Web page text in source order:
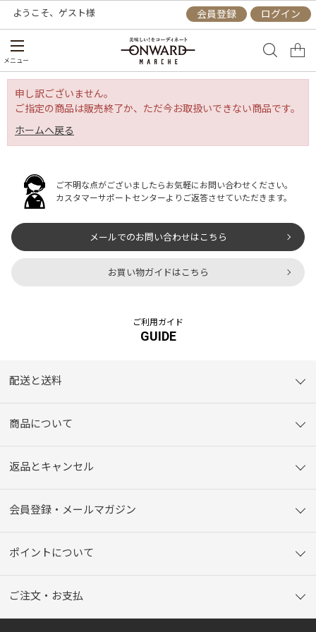
ようこそ、 ゲスト様 会員登録 ログイン
メニュー
申し訳ございません。
ご指定の商品は販売終了か、ただ今お取扱いできない商品です。
ホームへ戻る
ご不明な点がございましたらお気軽にお問い合わせください。
カスタマーサポートセンターよりご返答させていただきます。
メールでのお問い合わせはこちら
お買い物ガイドはこちら
ご利用ガイド
GUIDE
配送と送料
商品について
返品とキャンセル
会員登録・メールマガジン
ポイントについて
ご注文・お支払